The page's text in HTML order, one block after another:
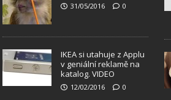
31/05/2016 0
IKEA si utahuje z Applu
v geniální reklamě na
katalog. VIDEO
12/02/2016 0